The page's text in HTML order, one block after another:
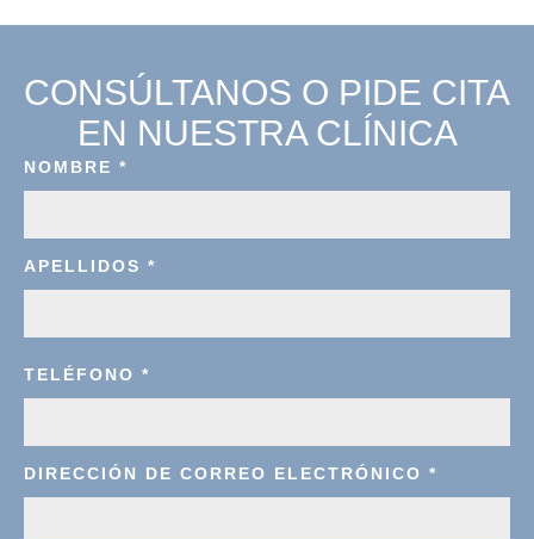
CONSÚLTANOS O PIDE CITA
EN NUESTRA CLÍNICA
NOMBRE *
APELLIDOS *
TELÉFONO *
DIRECCIÓN DE CORREO ELECTRÓNICO *